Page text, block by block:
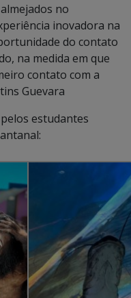
no
inovadora na
do contato
na medida em que
contato com a
Guevara
estudantes